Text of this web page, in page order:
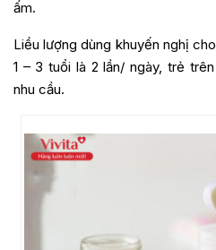
ấm.
Liều lượng dùng khuyến nghị
1 – 3 tuổi là 2 lần/ ngày, trẻ
nhu cầu.